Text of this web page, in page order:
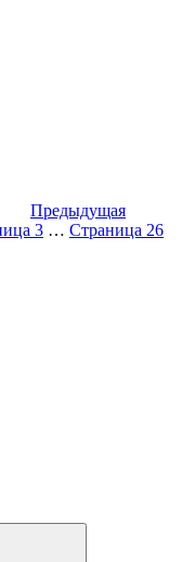
Предыдущая
3 … Страница 26